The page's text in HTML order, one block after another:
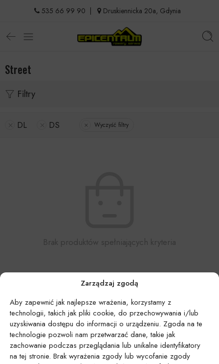
Zarządzaj zgodą
Aby zapewnić jak najlepsze wrażenia, korzystamy z
technologii, takich jak pliki cookie, do przechowywania i/lub
uzyskiwania dostępu do informacji o urządzeniu. Zgoda na te
technologie pozwoli nam przetwarzać dane, takie jak
zachowanie podczas przeglądania lub unikalne identyfikatory
na tej stronie. Brak wyrażenia zgody lub wycofanie zgody
535 66 99 90 Druskiennicka 20a, Gdynia
Street
Filtry
DL DS Wyczyść filtry
Brak produktów spełniających kryteria